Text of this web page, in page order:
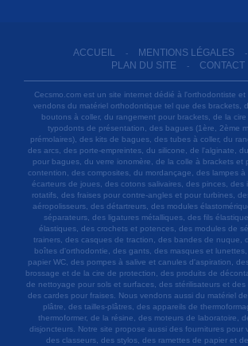
ACCUEIL - MENTIONS LÉGALES -
PLAN DU SITE - CONTACT
Cecsmo.com est un site internet dédié à l'orthodontiste
vendons du matériel orthodontique tel que des brackets,
boutons à coller, du rangement pour brackets, de la
typodonts de présentation, des bagues (1ère, 2ème
prémolaires), des kits de bagues, des tubes à coller, du
des arcs, des porte-empreintes, du silicone, de l'alginate,
pour bagues, du verre ionomère, de la colle à brackets et
contention, des composites, du mordançage, des lampes à
écarteurs de joues, des cotons salivaires, des pinces, des
rotatifs, des fraises pour contre-angles et pour turbines,
aéropolisseurs, des détartreurs, des modules
séparateurs, des ligatures métalliques, des fils
élastiques, des crochets et potences, des modules de
trainers, des casques de traction, des bandes de nuque,
boîtes d'orthodontie, des gants, des masques et
papier WC, des pompes à salive et canules d'aspiration,
brossage et de la cire de protection, des produits de
de nettoyage pour sols et surfaces, des stérilisateurs et des
des cardes pour fraises. Nous vendons aussi du matériel
plâtre, des tailles-plâtres, des appareils de
thermoformer, de la résine, des moteurs de laboratoire,
disjoncteurs. Notre site propose aussi des fournitures pour
des classeurs, des stylos, des ramettes de papier et